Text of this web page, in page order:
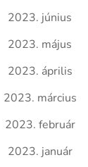
2023. június
2023. május
2023. április
2023. március
2023. február
2023. január